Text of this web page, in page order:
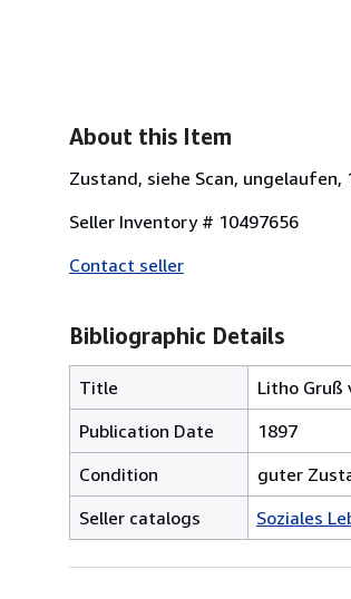
About this Item
Zustand, siehe Scan, ungelaufen,
Seller Inventory # 10497656
Contact seller
Bibliographic Details
Title
Litho Gruß
Publication Date
1897
Condition
guter
Seller catalogs
Soziales